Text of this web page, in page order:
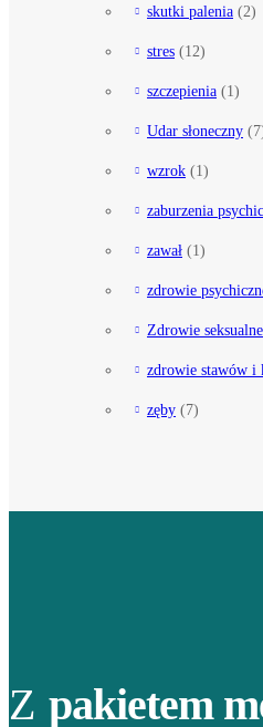
skutki palenia (2)
stres (12)
szczepienia (1)
Udar słoneczny
wzrok (1)
zaburzenia
zawał (1)
zdrowie
Zdrowie seksualne
zdrowie stawów i
zęby (7)
Z pakietem